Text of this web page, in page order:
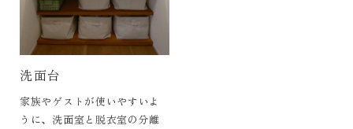
洗面台
家族やゲストが使いやすいよ
うに、洗面室と脱衣室の分離